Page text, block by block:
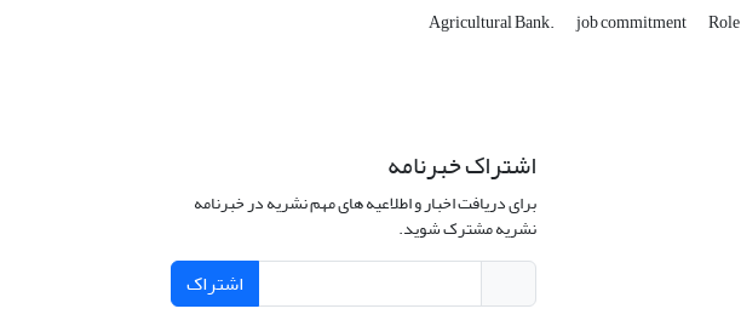
Agricultural Bank. job commitment
اشتراک خبرنامه
برای دریافت اخبار و اطلاعیه های مهم نشریه در خبرنامه
نشریه مشترک شوید.
اشتراک